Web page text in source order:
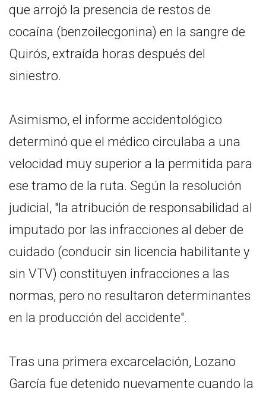
que arrojó la presencia de restos de
cocaína (benzoilecgonina) en la sangre de
Quirós, extraída horas después del
siniestro.
Asimismo, el informe accidentológico
determinó que el médico circulaba a una
velocidad muy superior a la permitida para
ese tramo de la ruta. Según la resolución
judicial, "la atribución de responsabilidad al
imputado por las infracciones al deber de
cuidado (conducir sin licencia habilitante y
sin VTV) constituyen infracciones a las
normas, pero no resultaron determinantes
en la producción del accidente".
Tras una primera excarcelación, Lozano
García fue detenido nuevamente cuando la